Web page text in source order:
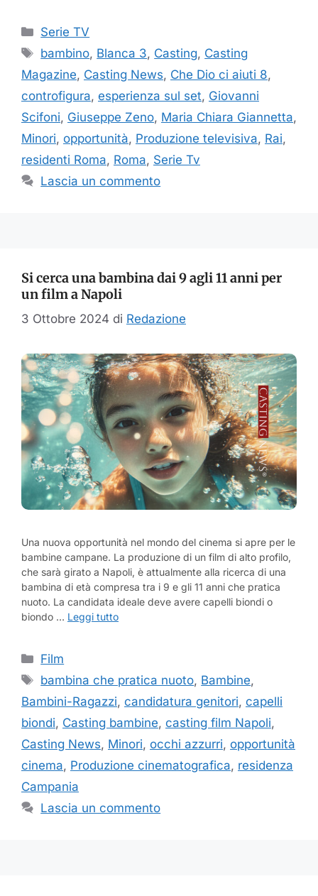
Categorie
Serie TV
Tag
bambino, Blanca 3, Casting, Casting
Magazine, Casting News, Che Dio ci aiuti 8,
controfigura, esperienza sul set, Giovanni
Scifoni, Giuseppe Zeno, Maria Chiara Giannetta,
Minori, opportunità, Produzione televisiva, Rai,
residenti Roma, Roma, Serie Tv
Lascia un commento
Si cerca una bambina dai 9 agli 11 anni per
un film a Napoli
3 Ottobre 2024 di Redazione
Una nuova opportunità nel mondo del cinema si apre per le
bambine campane. La produzione di un film di alto profilo,
che sarà girato a Napoli, è attualmente alla ricerca di una
bambina di età compresa tra i 9 e gli 11 anni che pratica
nuoto. La candidata ideale deve avere capelli biondi o
biondo … Leggi tutto
Categorie
Film
Tag
bambina che pratica nuoto, Bambine,
Bambini-Ragazzi, candidatura genitori, capelli
biondi, Casting bambine, casting film Napoli,
Casting News, Minori, occhi azzurri, opportunità
cinema, Produzione cinematografica, residenza
Campania
Lascia un commento